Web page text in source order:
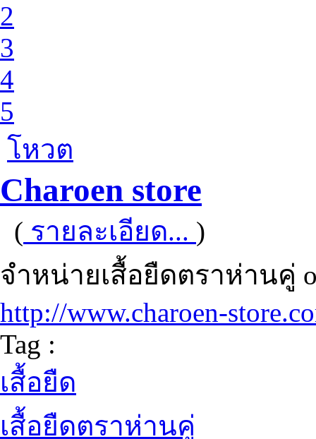
2
3
4
5
โหวต
Charoen store
( รายละเอียด... )
จำหน่ายเสื้อยืดตราห่านคู่
http://www.charoen-
Tag :
เสื้อยืด
เสื้อยืดตราห่านคู่